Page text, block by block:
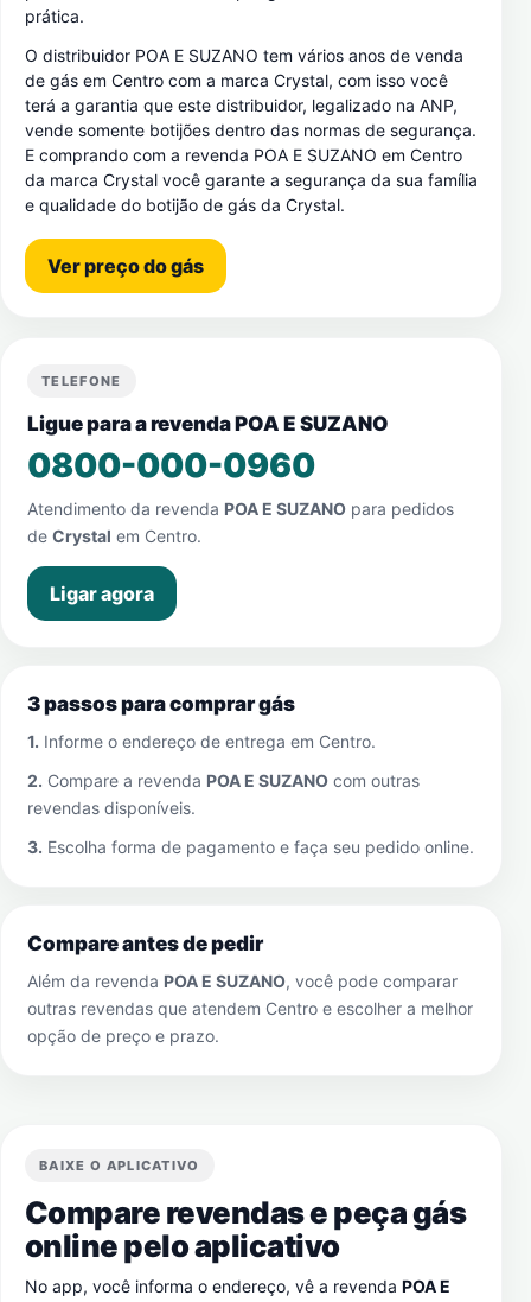
prática.
O distribuidor POA E SUZANO tem vários anos de venda
de gás em Centro com a marca Crystal, com isso você
terá a garantia que este distribuidor, legalizado na ANP,
vende somente botijões dentro das normas de segurança.
E comprando com a revenda POA E SUZANO em Centro
da marca Crystal você garante a segurança da sua família
e qualidade do botijão de gás da Crystal.
Ver preço do gás
TELEFONE
Ligue para a revenda POA E SUZANO
0800-000-0960
Atendimento da revenda POA E SUZANO para pedidos
de Crystal em Centro.
Ligar agora
3 passos para comprar gás
1. Informe o endereço de entrega em Centro.
2. Compare a revenda POA E SUZANO com outras
revendas disponíveis.
3. Escolha forma de pagamento e faça seu pedido online.
Compare antes de pedir
Além da revenda POA E SUZANO, você pode comparar
outras revendas que atendem Centro e escolher a melhor
opção de preço e prazo.
BAIXE O APLICATIVO
Compare revendas e peça gás
online pelo aplicativo
No app, você informa o endereço, vê a revenda POA E